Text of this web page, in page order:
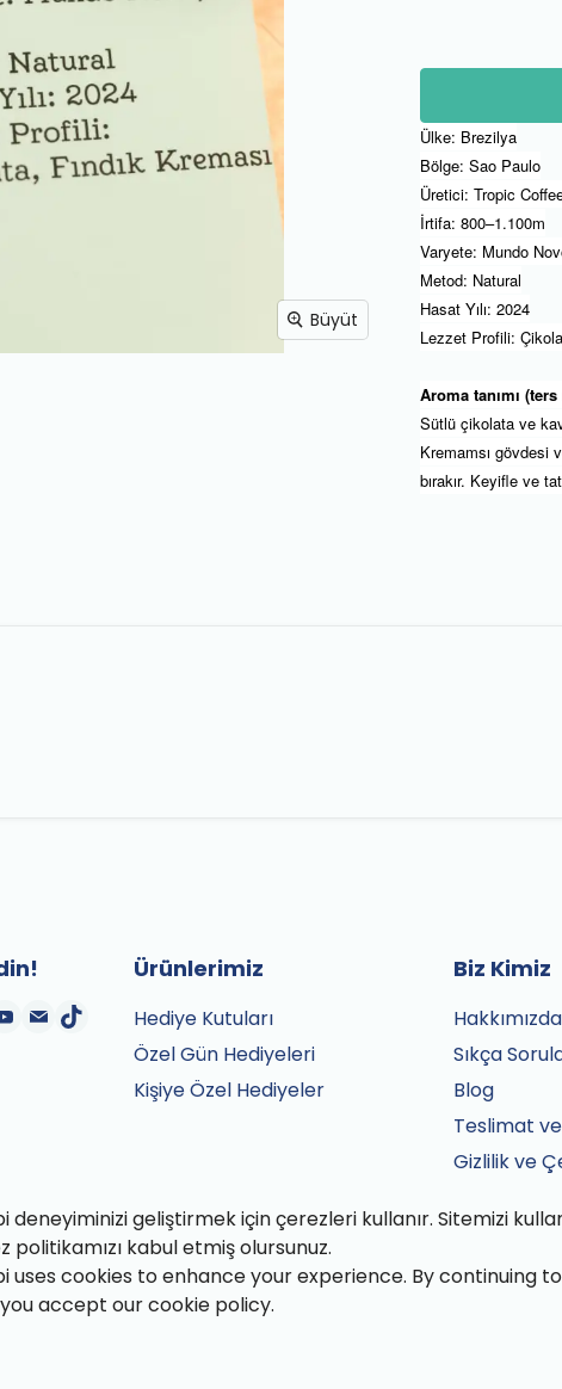
deneyiminizi geliştirmek için çerezleri kullanır. Sitemizi
politikamızı kabul etmiş olursunuz.
uses cookies to enhance your experience. By continuing
accept our cookie policy.
Büyüt
Ülke: Brezilya
Bölge: Sao Paulo
Üretici: Tropic
İrtifa: 800–1.100m
Varyete: Mundo
Metod: Natural
Hasat Yılı: 2024
Lezzet Profili:
Aroma tanımı
Sütlü çikolata ve
Kremamsı gövdesi
bırakır. Keyifle ve
Ürünlerimiz
Hediye Kutuları
Özel Gün Hediyeleri
Kişiye Özel Hediyeler
Biz Kimiz
Hakkımızda
Sıkça
Blog
Teslimat
Gizlilik ve
İletişim
ekibi tarafından özenle paketlenmiştir.